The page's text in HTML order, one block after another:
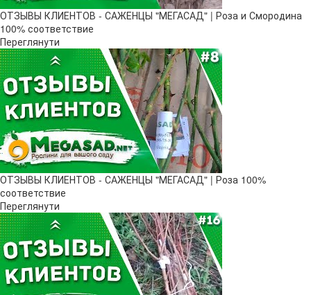
ОТЗЫВЫ КЛИЕНТОВ - САЖЕНЦЫ "МЕГАСАД" | Роза и Смородина
100% соответствие
Переглянути
ОТЗЫВЫ КЛИЕНТОВ - САЖЕНЦЫ "МЕГАСАД" | Роза 100%
соответствие
Переглянути